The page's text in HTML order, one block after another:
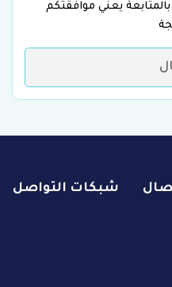
يعني موافقتكم
شبكات التواصل